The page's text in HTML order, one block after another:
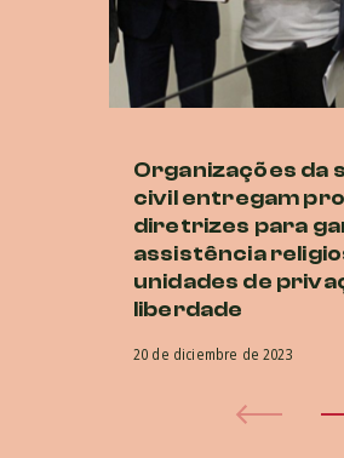
Organizações da
civil entregam
diretrizes para
assistência
unidades de
liberdade
20 de diciembre de 2023